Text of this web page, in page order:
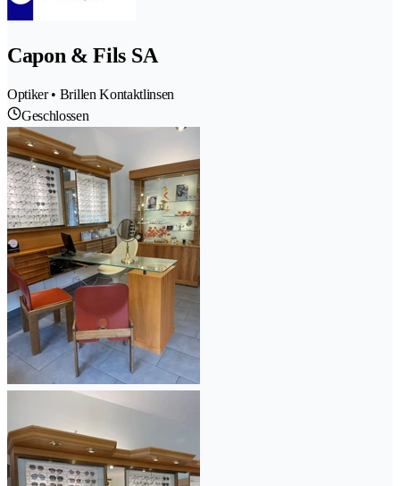
Capon & Fils SA
Optiker • Brillen Kontaktlinsen
Geschlossen